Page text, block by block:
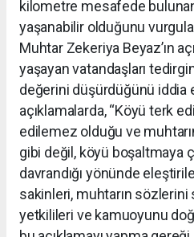
kilometre mesafede
yaşanabilir olduğunu
Muhtar Zekeriya Beyaz’ın
yaşayan vatandaşları
değerini düşürdüğünü iddia
açıklamalarda, “Köyü terk
edilemez olduğu ve
gibi değil, köyü boşaltmaya
davrandığı yönünde
sakinleri, muhtarın
yetkilileri ve kamuoyunu